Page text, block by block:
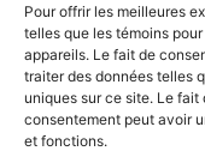
Pour offrir les meilleures
telles que les témoins
appareils. Le fait de
traiter des données telles
uniques sur ce site. Le
consentement peut avoir
et fonctions.
Réservez un
dentaire en ligne